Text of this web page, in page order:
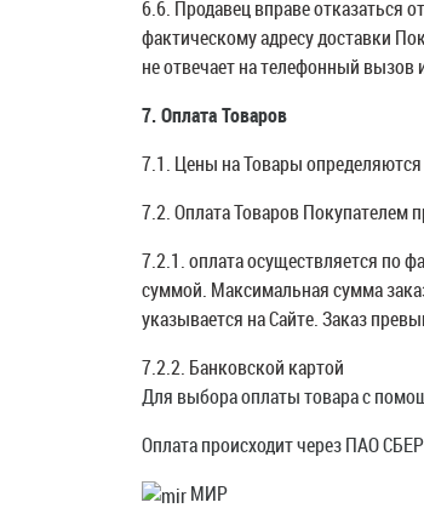
6.6. Продавец вправе отказаться
фактическому адресу доставки
не отвечает на телефонный
7. Оплата Товаров
7.1. Цены на Товары
7.2. Оплата Товаров Покупателем
7.2.1. оплата осуществляется по
суммой. Максимальная сумма
указывается на Сайте. Заказ
7.2.2. Банковской картой
Для выбора оплаты товара с
Оплата происходит через ПАО
МИР